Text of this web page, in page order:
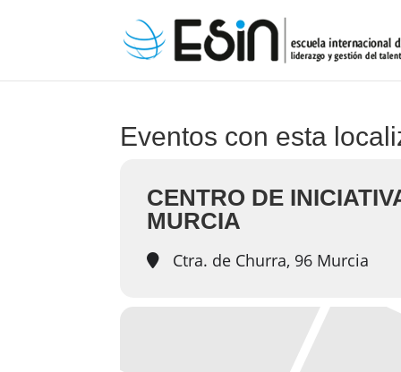
Eventos con esta
CENTRO DE
MURCIA
Ctra. de Churra, 96 Murcia